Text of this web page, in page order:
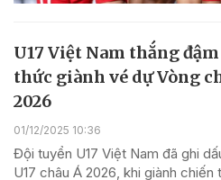
U17 Việt Nam thắng
thức giành vé dự Vòng
2026
01/12/2025 10:36
Đội tuyển U17 Việt Nam đã ghi
U17 châu Á 2026, khi giành